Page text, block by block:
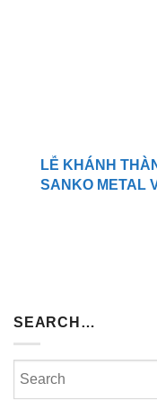
LỄ KHÁNH
SANKO METAL
SEARCH…